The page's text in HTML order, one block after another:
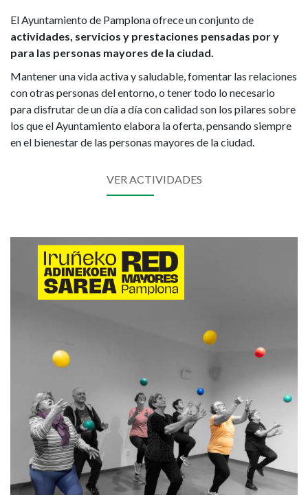
El Ayuntamiento de Pamplona ofrece un conjunto de
actividades, servicios y prestaciones pensadas por y
para las personas mayores de la ciudad.
Mantener una vida activa y saludable, fomentar las relaciones
con otras personas del entorno, o tener todo lo necesario
para disfrutar de un día a día con calidad son los pilares sobre
los que el Ayuntamiento elabora la oferta, pensando siempre
en el bienestar de las personas mayores de la ciudad.
VER ACTIVIDADES
Imagen